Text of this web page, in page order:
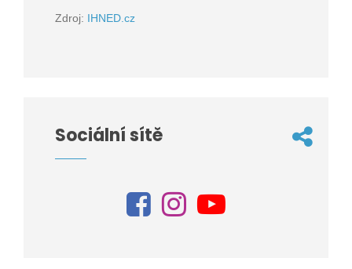
Zdroj: IHNED.cz
Sociální sítě